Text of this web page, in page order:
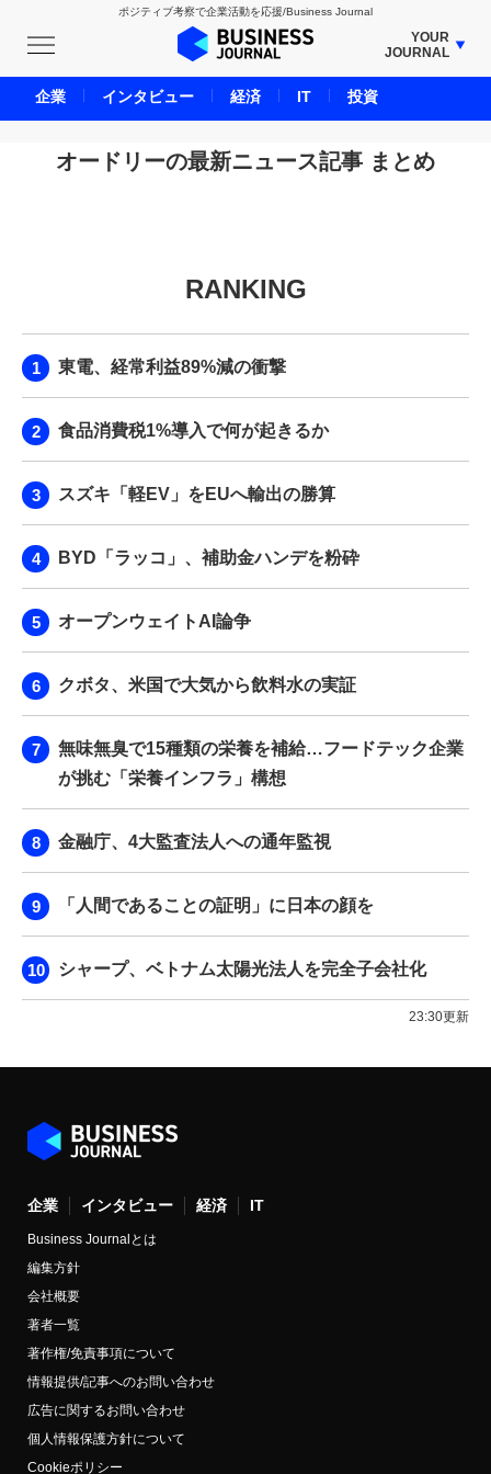
ポジティブ考察で企業活動を応援/Business Journal
YOUR
JOURNAL
BUSINESS JOURNAL
UNICORN JOURNAL
CARBON CREDITS JOURNAL
LIFE ENDING JOURNAL
BPaaS JOURNAL
オードリーの最新ニュース記事 まとめ
RANKING
東電、経常利益89%減の衝撃
食品消費税1%導入で何が起きるか
スズキ「軽EV」をEUへ輸出の勝算
BYD「ラッコ」、補助金ハンデを粉砕
オープンウェイトAI論争
クボタ、米国で大気から飲料水の実証
無味無臭で15種類の栄養を補給…フードテック企業
が挑む「栄養インフラ」構想
金融庁、4大監査法人への通年監視
「人間であることの証明」に日本の顔を
シャープ、ベトナム太陽光法人を完全子会社化
23:30更新
企業 インタビュー 経済 IT
Business Journalとは
編集方針
会社概要
著者一覧
著作権/免責事項について
情報提供/記事へのお問い合わせ
広告に関するお問い合わせ
個人情報保護方針について
Cookieポリシー
企業 インタビュー 経済 IT 投資